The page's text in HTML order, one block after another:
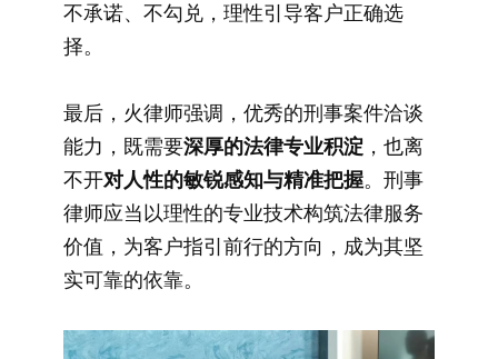
不承诺、不勾兑，理性引导客户正确选
择。
最后，火律师强调，优秀的刑事案件洽谈
能力，既需要深厚的法律专业积淀，也离
不开对人性的敏锐感知与精准把握。刑事
律师应当以理性的专业技术构筑法律服务
价值，为客户指引前行的方向，成为其坚
实可靠的依靠。